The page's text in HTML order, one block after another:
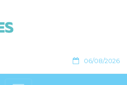
06/08/2026